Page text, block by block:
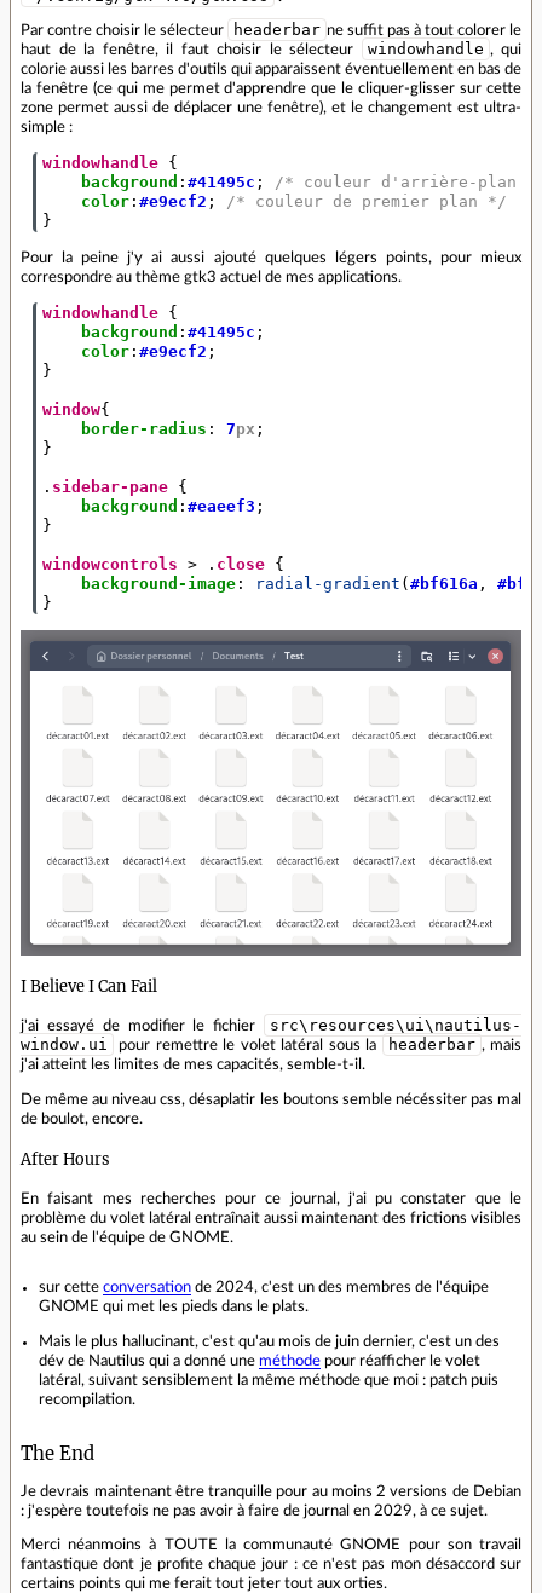
Par contre choisir le sélecteur headerbar ne suffit pas à tout colorer le
haut de la fenêtre, il faut choisir le sélecteur
windowhandle , qui
colorie aussi les barres d'outils qui apparaissent éventuellement en bas de
la fenêtre (ce qui me permet d'apprendre que le cliquer-glisser sur cette
zone permet aussi de déplacer une fenêtre), et le changement est ultra-
simple :
windowhandle {
background : #41495c ;
/* couleur d'arrière-plan
color : #e9ecf2 ;
/* couleur de premier plan */
}
Pour la peine j'y ai aussi ajouté quelques légers points, pour mieux
correspondre au thème gtk3 actuel de mes applications.
windowhandle {
background : #41495c ;
color : #e9ecf2 ;
}
window{
border-radius : 7px ;
}
. sidebar-pane {
background : #eaeef3 ;
}
windowcontrols > . close {
background-image : radial-gradient (#bf616a ,
}
I Believe I Can Fail
j'ai essayé de modifier le fichier
src\resources\ui\nautilus-
window.ui
pour remettre le volet latéral sous la headerbar , mais
j'ai atteint les limites de mes capacités, semble-t-il.
De même au niveau css, désaplatir les boutons semble nécéssiter pas mal
de boulot, encore.
After Hours
En faisant mes recherches pour ce journal, j'ai pu constater que le
problème du volet latéral entraînait aussi maintenant des frictions visibles
au sein de l'équipe de GNOME.
sur cette conversation de 2024, c'est un des membres de l'équipe
GNOME qui met les pieds dans le plats.
Mais le plus hallucinant, c'est qu'au mois de juin dernier, c'est un des
dév de Nautilus qui a donné une méthode pour réafficher le volet
latéral, suivant sensiblement la même méthode que moi : patch puis
recompilation.
The End
Je devrais maintenant être tranquille pour au moins 2 versions de Debian
: j'espère toutefois ne pas avoir à faire de journal en 2029, à ce sujet.
Merci néanmoins à TOUTE la communauté GNOME pour son travail
fantastique dont je profite chaque jour : ce n'est pas mon désaccord sur
certains points qui me ferait tout jeter tout aux orties.